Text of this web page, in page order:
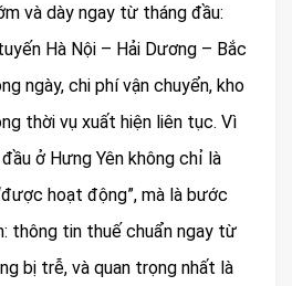
và dày ngay từ tháng đầu:
Hà Nội – Hải Dương – Bắc
ngày, chi phí vận chuyển, kho
thời vụ xuất hiện liên tục. Vì
ở Hưng Yên không chỉ là
hoạt động”, mà là bước
thông tin thuế chuẩn ngay từ
bị trễ, và quan trọng nhất là